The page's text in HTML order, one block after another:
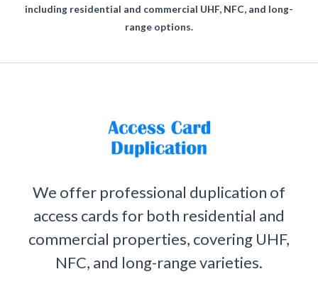
including residential and commercial UHF, NFC, and long-
range options.
We offer professional duplication of
access cards for both residential and
commercial properties, covering UHF,
NFC, and long-range varieties.